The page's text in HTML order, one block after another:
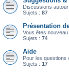
Discussions
Sujets : 87
Présentation
Vous êtes
Sujets : 74
Aide
Pour les questions
Sujets : 17